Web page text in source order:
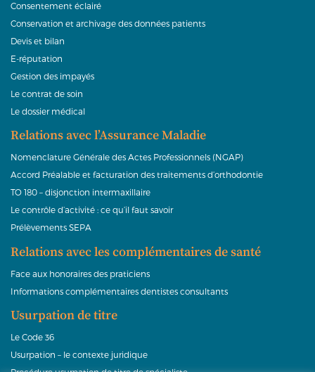
Consentement éclairé
Conservation et archivage des données patients
Devis et bilan
E-réputation
Gestion des impayés
Le contrat de soin
Le dossier médical
Relations avec l’Assurance Maladie
Nomenclature Générale des Actes Professionnels (NGAP)
Accord Préalable et facturation des traitements d’orthodontie
TO 180 – disjonction intermaxillaire
Le contrôle d’activité : ce qu’il faut savoir
Prélèvements SEPA
Relations avec les complémentaires de santé
Face aux honoraires des praticiens
Informations complémentaires dentistes consultants
Usurpation de titre
Le Code 36
Usurpation – le contexte juridique